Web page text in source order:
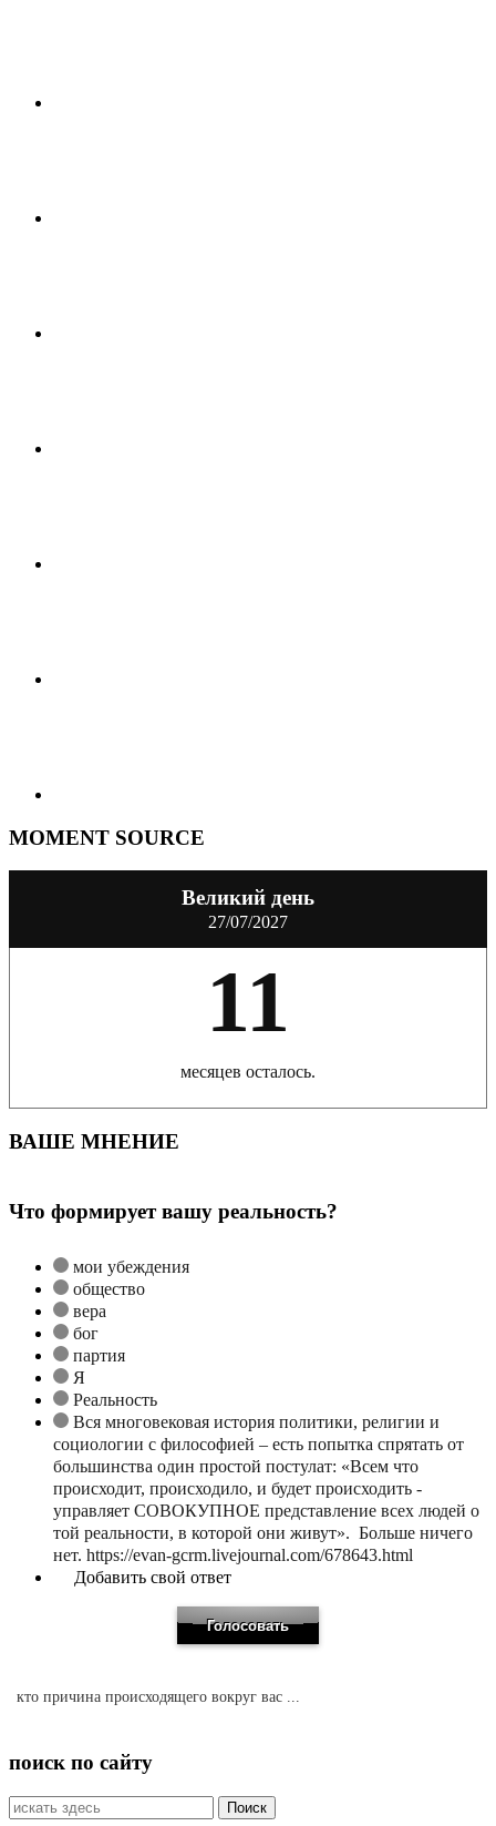
MOMENT SOURCE
Великий день
27/07/2027
11
месяцев осталось.
ВАШЕ МНЕНИЕ
Что формирует вашу реальность?
мои убеждения
общество
вера
бог
партия
Я
Реальность
Вся многовековая история политики, религии и
социологии с философией – есть попытка спрятать от
большинства один простой постулат: «Всем что
происходит, происходило, и будет происходить -
управляет СОВОКУПНОЕ представление всех людей о
той реальности, в которой они живут». Больше ничего
нет. https://evan-gcrm.livejournal.com/678643.html
Добавить свой ответ
кто причина происходящего вокруг вас ...
поиск по сайту
Искать: